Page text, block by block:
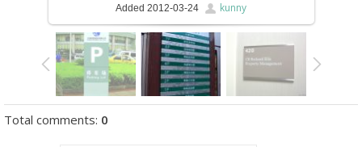
Added 2012-03-24 kunny
Total comments: 0